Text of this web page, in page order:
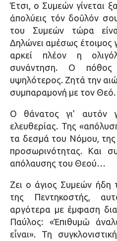
Έτσι, ο Συμεών γίνεται
ἀπολύεις τόν δοῦλόν
του Συμεών τώρα
Δηλώνει αμέσως έτοιμος
αρκεί πλέον η
συνάντηση. Ο πόθος
υψηλότερος. Ζητά την
συμπαραμονή με τον Θεό.
Ο θάνατος γι’ αυτόν
ελευθερίας. Της
τα δεσμά του Νόμου,
προσωρινότητας. Και
απόλαυσης του Θεού…
Ζει ο άγιος Συμεών ήδη
της Πεντηκοστής,
αργότερα με έμφαση
Παύλος: «Ἐπιθυμῶ
εἶναι». Τη